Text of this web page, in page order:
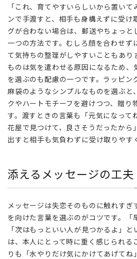
メ
ッ
セ
ー
ジ
の
工
5
贈
っ
た
関
わ
「これ、育てやすいらしいから置い
ンで手渡すと、相手も身構えずに受け
グが合わない場合は、郵送やちょっと
一つの方法です。むしろ顔を合わせず
て気持ちの整理がしやすいこともあり
ものは気を遣わせる原因になるため、
を選ぶのも配慮の一つです。ラッピン
麻袋のようなシンプルなものを選ぶと
クやハートモチーフを避けつつ、贈り
す。渡すときの言葉も「元気になって
花屋で見つけて、良さそうだったから
出すと相手も気負わずに受け取りやす
添えるメッセージの工夫
メッセージは失恋そのものに触れすぎ
を向けた言葉を選ぶのがコツです。「
「次はもっといい人が見つかるよ」
は、本人にとって時に重く感じられる
りも「水やりだけ気にかけてあげてね